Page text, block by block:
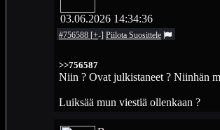
03.06.2026 14:34:36
#756588 [+-] Piilota Suosittele
>>756587
Niin ? Ovat julkistaneet ? Niinhän
Luiksää mun viestiä ollenkaan ?